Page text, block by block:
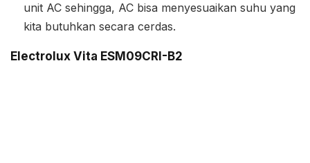
unit AC sehingga, AC bisa menyesuaikan suhu yang
kita butuhkan secara cerdas.
Electrolux Vita ESM09CRI-B2